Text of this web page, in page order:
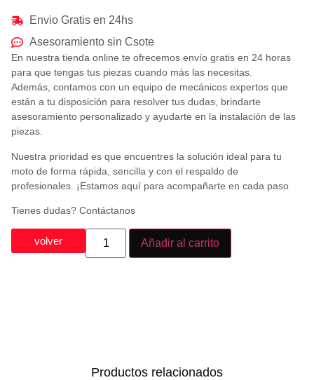
Envio Gratis en 24hs
Asesoramiento sin Csote
En nuestra tienda online te ofrecemos envío gratis en 24 horas
para que tengas tus piezas cuando más las necesitas.
Además, contamos con un equipo de mecánicos expertos que
están a tu disposición para resolver tus dudas, brindarte
asesoramiento personalizado y ayudarte en la instalación de las
piezas.
Nuestra prioridad es que encuentres la solución ideal para tu
moto de forma rápida, sencilla y con el respaldo de
profesionales. ¡Estamos aquí para acompañarte en cada paso
Tienes dudas? Contáctanos
volver Añadir al carrito
Productos relacionados